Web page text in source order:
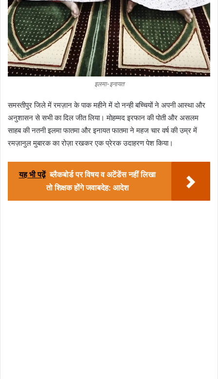
इलमा-इनायत
समस्तीपुर जिले में रमज़ान के पाक महीने में दो नन्ही बच्चियों ने अपनी आस्था और
अनुशासन से सभी का दिल जीत लिया। मोहम्मद इरफान की पोती और असलम
साहब की नतनी इलमा फातमा और इनायत फातमा ने महज चार वर्ष की उम्र में
रमज़ानुल मुबारक का रोज़ा रखकर एक प्रेरक उदाहरण पेश किया।
यह भी पढ़ें ब्लैकबोर्ड पर विषय व अटेंडेंस नहीं लिखा
तो शिक्षक होंगे जवाबदेह: आदेश